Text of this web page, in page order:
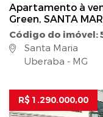
Apartamento à
Green, SANTA
Código do imóvel:
Santa Maria
Uberaba - MG
R$ 1.290.000,00